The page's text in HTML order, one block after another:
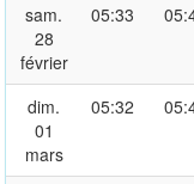
sam.
28
février
05:33
dim.
01
mars
05:32